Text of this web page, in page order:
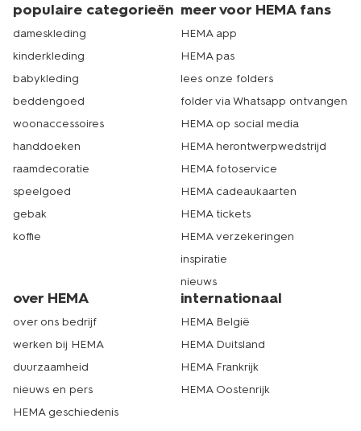
populaire categorieën
dameskleding
kinderkleding
babykleding
beddengoed
woonaccessoires
handdoeken
raamdecoratie
speelgoed
gebak
koffie
meer voor HEMA fans
HEMA app
HEMA pas
lees onze folders
folder via Whatsapp ontvangen
HEMA op social media
HEMA herontwerpwedstrijd
HEMA fotoservice
HEMA cadeaukaarten
HEMA tickets
HEMA verzekeringen
inspiratie
nieuws
over HEMA
over ons bedrijf
werken bij HEMA
duurzaamheid
nieuws en pers
HEMA geschiedenis
internationaal
HEMA België
HEMA Duitsland
HEMA Frankrijk
HEMA Oostenrijk